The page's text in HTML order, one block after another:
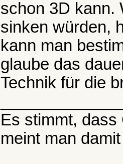
schon 3D kann.
sinken würden,
kann man
glaube das
Technik für die
Es stimmt, dass
meint man